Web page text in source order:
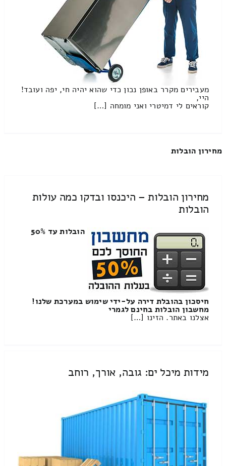
מעבירים מקרר באופן נכון כדי שהוא יהיה חי, יפה ועובד!
היי,
קוראים לי דמיטרי ואני מומחה […]
מחירון הובלות
מחירון הובלות – היכנסו ובדקו כמה עולות
הובלות
הובלות עד 50%
חיסכון בהובלת דירה על-ידי שימוש במערכת שלנו!
מחשבון הובלות בחינם לגמרי
אצלנו באתר. הזינו […]
מידות מיכל ים: גובה, אורך, רוחב